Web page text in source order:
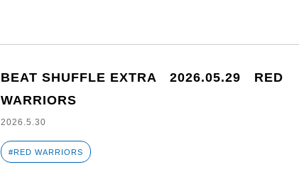
BEAT SHUFFLE EXTRA 2026.05.29 RED
WARRIORS
2026.5.30
#RED WARRIORS